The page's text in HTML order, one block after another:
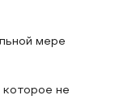
мере
которое не